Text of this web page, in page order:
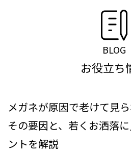
BLOG
お役立ち
メガネが原因で老けて見
その要因と、若くお洒落
ントを解説